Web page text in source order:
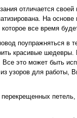
отличается
На
все время
поупражняться в
красивые
это может быть
узоров для работы,